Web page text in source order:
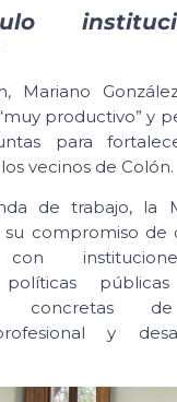
Mariano
productivo” y
para
vecinos de Colón.
de trabajo, la
compromiso de
con
políticas
concretas
y